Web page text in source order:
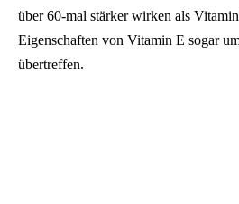
über 60-mal stärker wirken als
Eigenschaften von Vitamin E sogar
übertreffen.